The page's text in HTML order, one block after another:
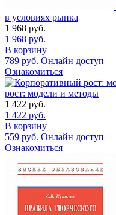
в условиях рынка
1 968 руб.
1 968 руб.
В корзину
789 руб. Онлайн доступ
Ознакомиться
рост: модели и методы
1 422 руб.
1 422 руб.
В корзину
559 руб. Онлайн доступ
Ознакомиться